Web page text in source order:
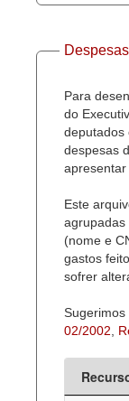
Agenda
Perguntas
Para
do
deputados
despesas
apresentar
Este
agrupadas
(nome e
gastos
sofrer
Sugerimos
02/2002